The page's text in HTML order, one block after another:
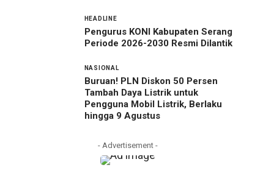
HEADLINE
Pengurus KONI Kabupaten Serang
Periode 2026-2030 Resmi Dilantik
NASIONAL
Buruan! PLN Diskon 50 Persen
Tambah Daya Listrik untuk
Pengguna Mobil Listrik, Berlaku
hingga 9 Agustus
- Advertisement -